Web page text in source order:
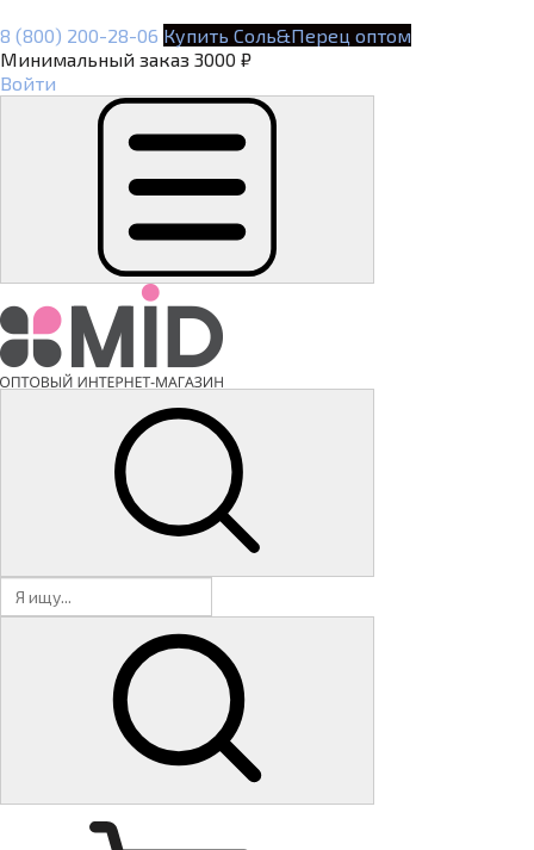
8 (800) 200-28-06 Купить Соль&Перец оптом
Минимальный заказ 3000 ₽
Войти